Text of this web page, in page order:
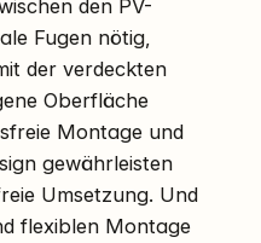
den PV-
Fugen nötig,
der verdeckten
Oberfläche
Montage und
gewährleisten
Umsetzung. Und
flexiblen Montage